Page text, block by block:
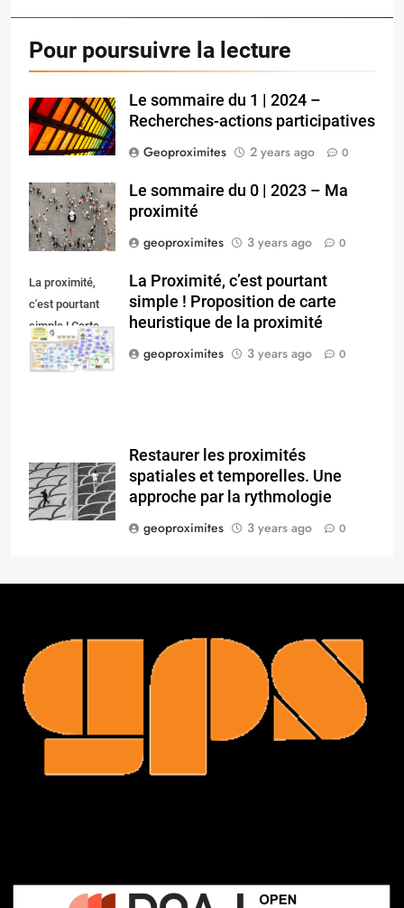
Pour poursuivre la lecture
Le sommaire du 1 | 2024 –
Recherches-actions participatives
Geoproximites
2 years ago 0
Le sommaire du 0 | 2023 – Ma
proximité
geoproximites
3 years ago 0
La proximité,
c'est pourtant
simple ! Carte
heuristique.
La Proximité, c’est pourtant
simple ! Proposition de carte
heuristique de la proximité
geoproximites
3 years ago 0
Restaurer les proximités
spatiales et temporelles. Une
approche par la rythmologie
geoproximites
3 years ago 0